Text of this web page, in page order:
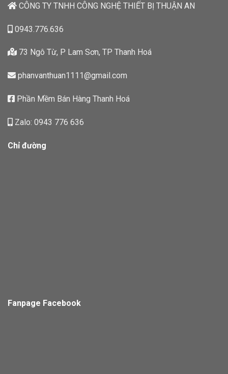
CÔNG TY TNHH CÔNG NGHỆ THIẾT BỊ THUẬN AN
0943.776.636
73 Ngô Từ, P Lam Sơn, TP Thanh Hoá
phanvanthuan1111@gmail.com
Phần Mềm Bán Hàng Thanh Hoá
Zalo: 0943 776 636
Chỉ đường
Fanpage Facebook